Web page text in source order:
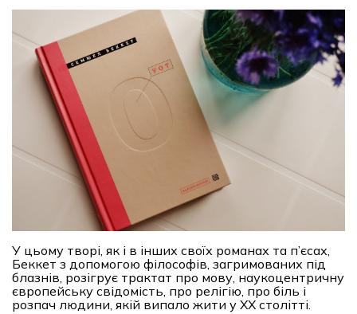
У цьому творі, як і в інших своїх романах та п’єсах,
Беккет з допомогою філософів, загримованих під
блазнів, розігрує трактат про мову, наукоцентричну
європейську свідомість, про релігію, про біль і
розпач людини, якій випало жити у ХХ столітті.